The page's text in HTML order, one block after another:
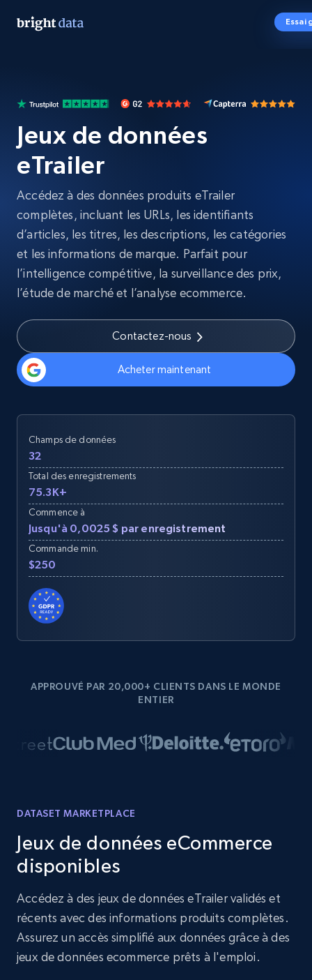
Essai
Jeux de données
eTrailer
Accédez à des données produits eTrailer
complètes, incluant les URLs, les identifiants
d’articles, les titres, les descriptions, les catégories
et les informations de marque. Parfait pour
l’intelligence compétitive, la surveillance des prix,
l’étude de marché et l’analyse ecommerce.
Contactez-nous
Acheter maintenant
Champs de données
32
Total des enregistrements
75.3K+
Commence à
Jusqu'à 0,0025 $ par enregistrement
Commande min.
$250
APPROUVÉ PAR 20,000+ CLIENTS DANS LE MONDE
ENTIER
DATASET MARKETPLACE
Jeux de données eCommerce
disponibles
Accédez à des jeux de données eTrailer validés et
récents avec des informations produits complètes.
Assurez un accès simplifié aux données grâce à des
jeux de données ecommerce prêts à l'emploi.